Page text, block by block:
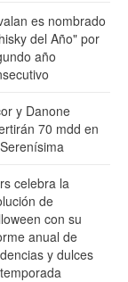
es nombrado
del Año" por
año
y Danone
70 mdd en
celebra la
de
con su
anual de
y dulces